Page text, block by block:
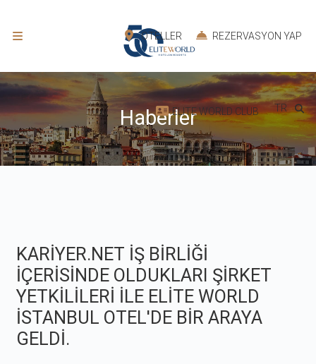
OTELLER REZERVASYON YAP
ELITE WORLD CLUB TR
Haberler
KARİYER.NET İŞ BİRLİĞİ
İÇERİSİNDE OLDUKLARI ŞİRKET
YETKİLİLERİ İLE ELİTE WORLD
İSTANBUL OTEL'DE BİR ARAYA
GELDİ.